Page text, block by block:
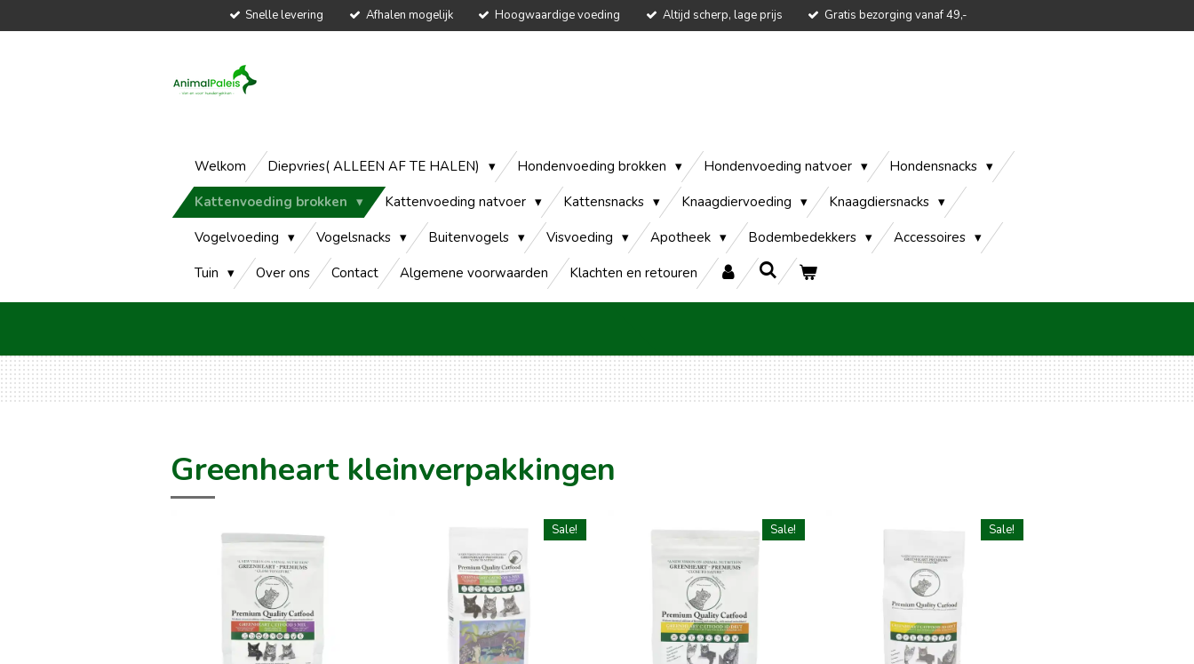
Snelle levering Afhalen mogelijk Hoogwaardige voeding Altijd scherp, lage prijs Gratis bezorging vanaf 49,-
Welkom Diepvries( ALLEEN AF TE HALEN) Hondenvoeding brokken Hondenvoeding natvoer
Hondensnacks
Kattenvoeding brokken
Kattenvoeding natvoer Kattensnacks Knaagdiervoeding
Knaagdiersnacks
Vogelvoeding
Vogelsnacks Buitenvogels Visvoeding Apotheek Bodembedekkers
Accessoires
Tuin
Over ons Contact Algemene voorwaarden Klachten en retouren
Greenheart kleinverpakkingen
Sale! Sale! Sale!